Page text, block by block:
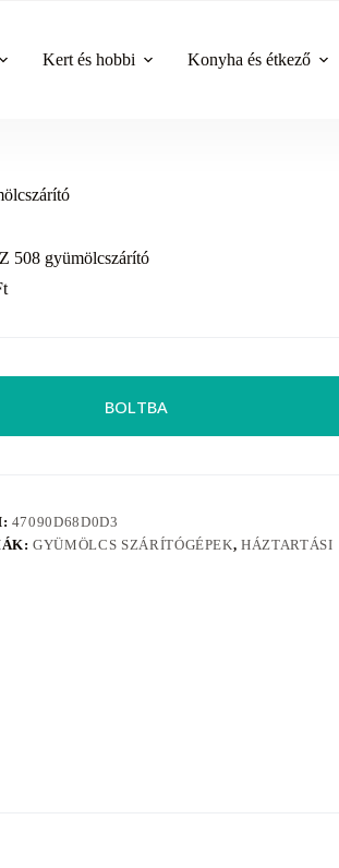
Kert és hobbi Konyha és étkező
508 gyümölcszárító
BOLTBA
47090D68D0D3
GYÜMÖLCS SZÁRÍTÓGÉPEK,HÁZTARTÁSI